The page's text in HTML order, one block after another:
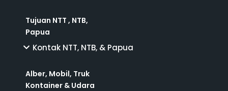
Tujuan NTT , NTB,
Papua
Kontak NTT, NTB, & Papua
Alber, Mobil, Truk
Kontainer & Udara